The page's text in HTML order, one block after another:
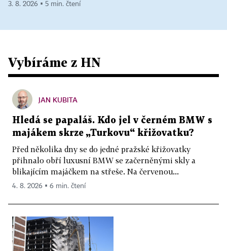
3. 8. 2026 ▪ 5 min. čtení
Vybíráme z HN
JAN KUBITA
Hledá se papaláš. Kdo jel v černém BMW s
majákem skrze „Turkovu“ křižovatku?
Před několika dny se do jedné pražské křižovatky
přihnalo obří luxusní BMW se začerněnými skly a
blikajícím majáčkem na střeše. Na červenou...
4. 8. 2026 ▪ 6 min. čtení